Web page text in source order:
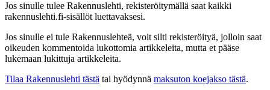
Jos sinulle tulee Rakennuslehti, rekisteröitymällä saat kaikki
rakennuslehti.fi-sisällöt luettavaksesi.
Jos sinulle ei tule Rakennuslehteä, voit silti rekisteröityä, jolloin saat
oikeuden kommentoida lukottomia artikkeleita, mutta et pääse
lukemaan lukittuja artikkeleita.
Tilaa Rakennuslehti tästä tai hyödynnä maksuton koejakso tästä.